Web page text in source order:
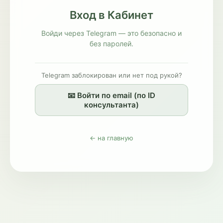
Вход в Кабинет
Войди через Telegram — это безопасно и
без паролей.
Telegram заблокирован или нет под рукой?
📧 Войти по email (по ID
консультанта)
← на главную